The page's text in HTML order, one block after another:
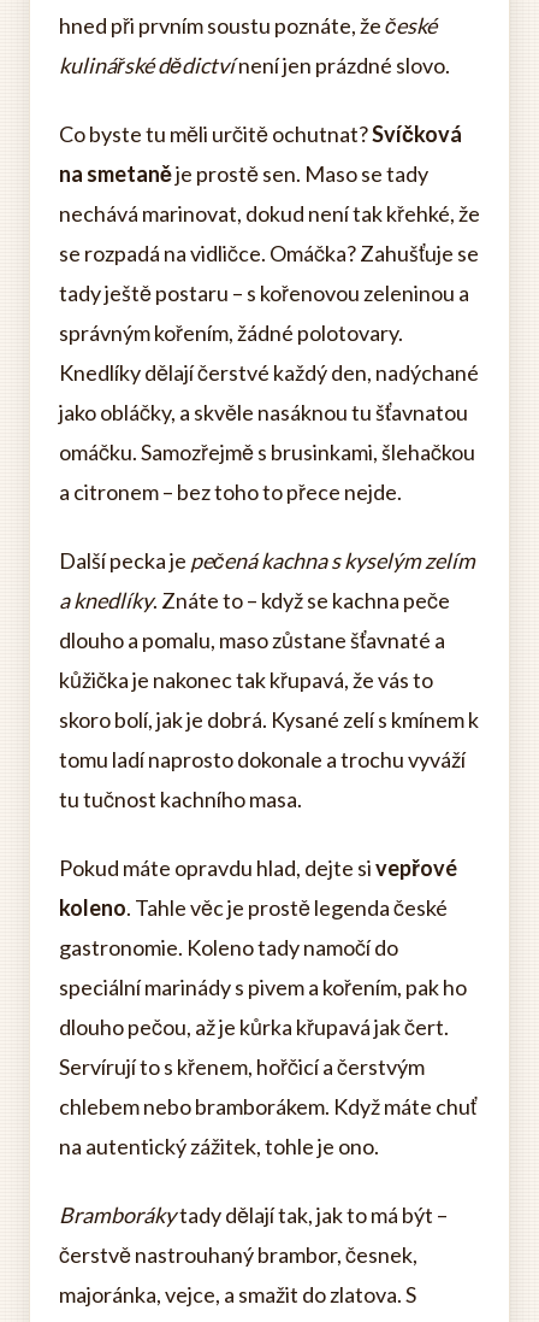
hned při prvním soustu poznáte, žečeské
kulinářské dědictvínení jen prázdné slovo.
Co byste tu měli určitě ochutnat?Svíčková
na smetaněje prostě sen. Maso se tady
nechává marinovat, dokud není tak křehké, že
se rozpadá na vidličce. Omáčka? Zahušťuje se
tady ještě postaru – s kořenovou zeleninou a
správným kořením, žádné polotovary.
Knedlíky dělají čerstvé každý den, nadýchané
jako obláčky, a skvěle nasáknou tu šťavnatou
omáčku. Samozřejmě s brusinkami, šlehačkou
a citronem – bez toho to přece nejde.
Další pecka je pečená kachna s kyselým zelím
a knedlíky. Znáte to – když se kachna peče
dlouho a pomalu, maso zůstane šťavnaté a
kůžička je nakonec tak křupavá, že vás to
skoro bolí, jak je dobrá. Kysané zelí s kmínem k
tomu ladí naprosto dokonale a trochu vyváží
tu tučnost kachního masa.
Pokud máte opravdu hlad, dejte sivepřové
koleno. Tahle věc je prostě legenda české
gastronomie. Koleno tady namočí do
speciální marinády s pivem a kořením, pak ho
dlouho pečou, až je kůrka křupavá jak čert.
Servírují to s křenem, hořčicí a čerstvým
chlebem nebo bramborákem. Když máte chuť
na autentický zážitek, tohle je ono.
Bramborákytady dělají tak, jak to má být –
čerstvě nastrouhaný brambor, česnek,
majoránka, vejce, a smažit do zlatova. S